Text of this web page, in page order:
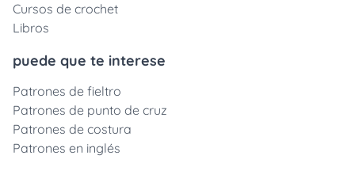
Cursos de crochet
Libros
puede que te interese
Patrones de fieltro
Patrones de punto de cruz
Patrones de costura
Patrones en inglés